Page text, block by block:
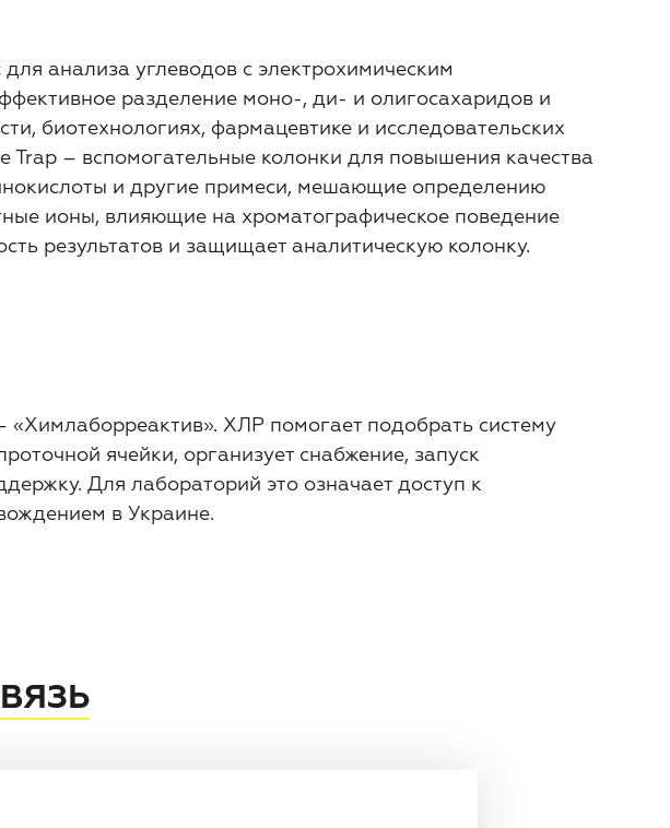
анализа углеводов с электрохимическим
разделение моно-, ди- и олигосахаридов и
биотехнологиях, фармацевтике и исследовательских
– вспомогательные колонки для повышения качества
и другие примеси, мешающие определению
ионы, влияющие на хроматографическое поведение
результатов и защищает аналитическую колонку.
ХЛР помогает подобрать систему
ячейки, организует снабжение, запуск
Для лабораторий это означает доступ к
в Украине.